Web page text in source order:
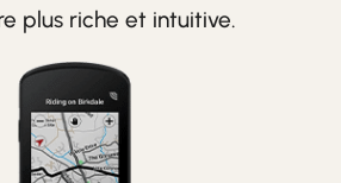
plus riche et intuitive.